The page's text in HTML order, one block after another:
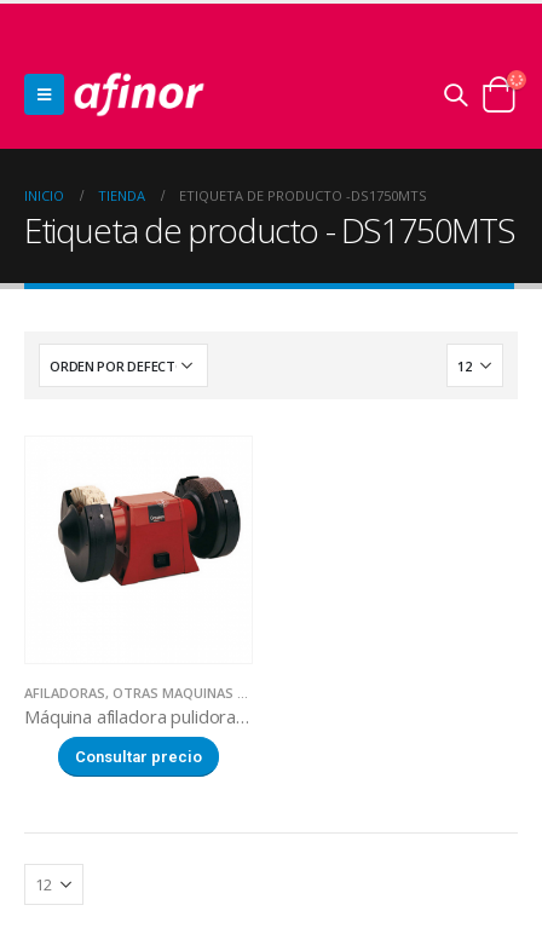
INICIO TIENDA ETIQUETA DE PRODUCTO -DS1750MTS
Etiqueta de producto - DS1750MTS
AFILADORAS, OTRAS MAQUINAS AFILADORAS
Máquina afiladora pulidora por aire
Consultar precio